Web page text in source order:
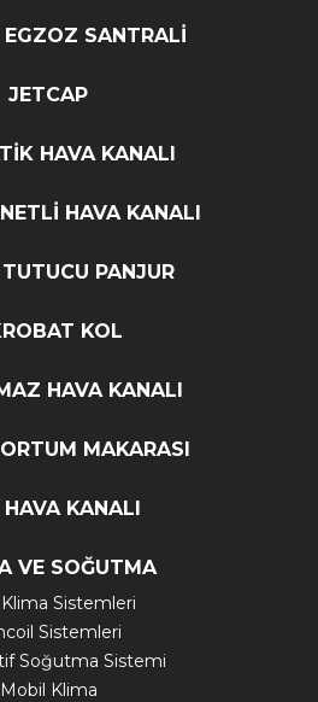
SANTRALİ
JETCAP
HAVA KANALI
HAVA KANALI
PANJUR
KOL
HAVA KANALI
MAKARASI
HAVA KANALI
VE SOĞUTMA
Sistemleri
Sistemleri
Soğutma Sistemi
Mobil Klima